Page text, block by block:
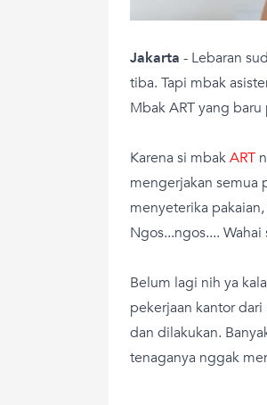
Jakarta - Lebaran
tiba. Tapi mbak
Mbak ART yang
Karena si mbakART
mengerjakan semua
menyeterika
Ngos...ngos....
Belum lagi nih ya
pekerjaan kantor
dan dilakukan.
tenaganya nggak